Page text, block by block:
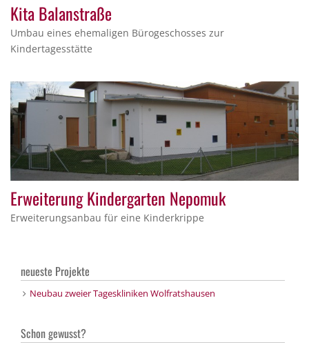
Kita Balanstraße
Umbau eines ehemaligen Bürogeschosses zur
Kindertagesstätte
Erweiterung Kindergarten Nepomuk
Erweiterungsanbau für eine Kinderkrippe
neueste Projekte
Neubau zweier Tageskliniken Wolfratshausen
Schon gewusst?